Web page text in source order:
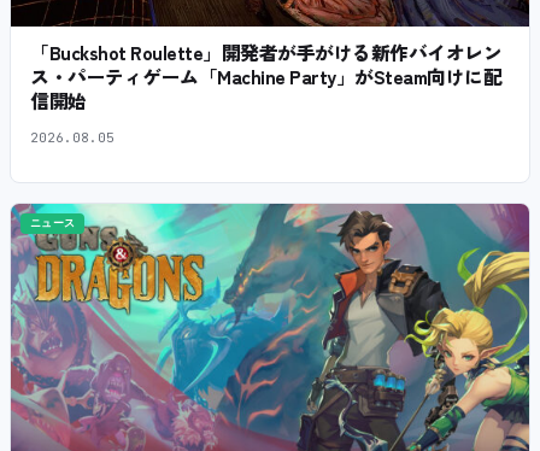
「Buckshot Roulette」開発者が手がける新作バイオレン
ス・パーティゲーム「Machine Party」がSteam向けに配
信開始
2026.08.05
ニュース